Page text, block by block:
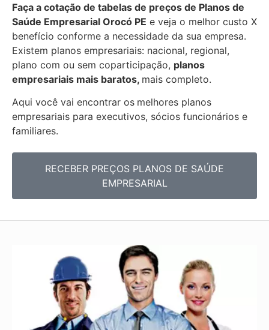
Faça a cotação de tabelas de preços de Planos de
Saúde Empresarial Orocó PE e veja o melhor custo X
benefício conforme a necessidade da sua empresa.
Existem planos empresariais: nacional, regional,
plano com ou sem coparticipação, planos
empresariais mais baratos, mais completo.
Aqui você vai encontrar os melhores planos
empresariais para executivos, sócios funcionários e
familiares.
RECEBER PREÇOS PLANOS DE SAÚDE
EMPRESARIAL